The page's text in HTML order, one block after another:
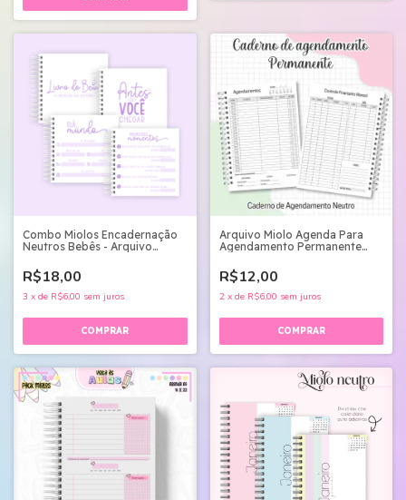
Combo Miolos Encadernação
Neutros Bebês - Arquivo
R$18,00
3 x de R$6,00 sem juros
Arquivo Miolo Agenda Para
Agendamento Permanente
R$12,00
2 x de R$6,00 sem juros